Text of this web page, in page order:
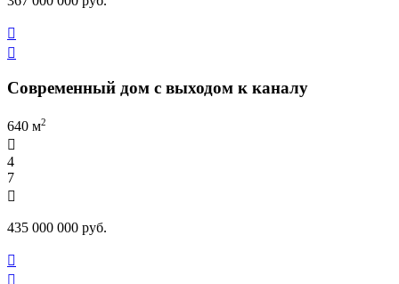


Современный дом с выходом к каналу
640 м2

4
7

435 000 000 руб.

